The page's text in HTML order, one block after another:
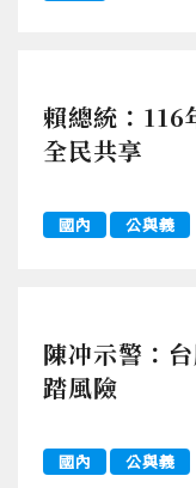
賴總統：116
全民共享
國內 公與義
陳冲示警：
踏風險
國內 公與義